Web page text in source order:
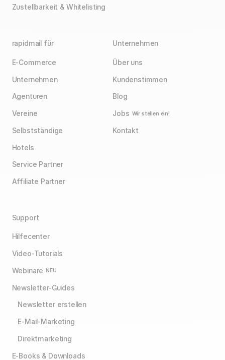
Zustellbarkeit & Whitelisting
rapidmail für
E-Commerce
Unternehmen
Agenturen
Vereine
Selbstständige
Hotels
Service Partner
Affiliate Partner
Unternehmen
Über uns
Kundenstimmen
Blog
Jobs Wir stellen ein!
Kontakt
Support
Hilfecenter
Video-Tutorials
Webinare NEU
Newsletter-Guides
Newsletter erstellen
E-Mail-Marketing
Direktmarketing
E-Books & Downloads